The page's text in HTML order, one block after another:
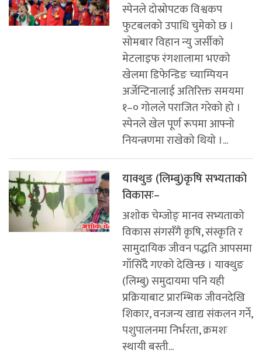
स्पेनले दोस्रोपटक विश्वकप
फुटबलको उपाधि चुमेको छ ।
सोमबार विहान न्यु जर्सीको
मेटलाइफ रंगशालामा भएको
खेलमा डिफेन्डिङ च्याम्पियन
अर्जेन्टिनालाई अतिरिक्त समयमा
१–० गोलले पराजित गरेको हो ।
स्पेनले खेल पूर्ण रूपमा आफ्नो
नियन्त्रणमा राखेको थियो ।...
याक्थुङ (लिम्बु)कृषि सभ्यताको
विकासः–
अशाेक चेम्जाेङ् मानव सभ्यताको
विकास संगसँगै कृषि, संस्कृति र
सामुदायिक जीवन पद्धति आपसमा
गाँसिँदै गएको देखिन्छ । याक्थुङ
(लिम्बु) समुदायमा पनि यही
प्रक्रियाबाट प्रारम्भिक जीवनदेखि
शिकार, वनजन्य खाद्य संकलन गर्ने,
पशुपालनमा निर्भरता, क्रमशः
स्थायी बस्ती...